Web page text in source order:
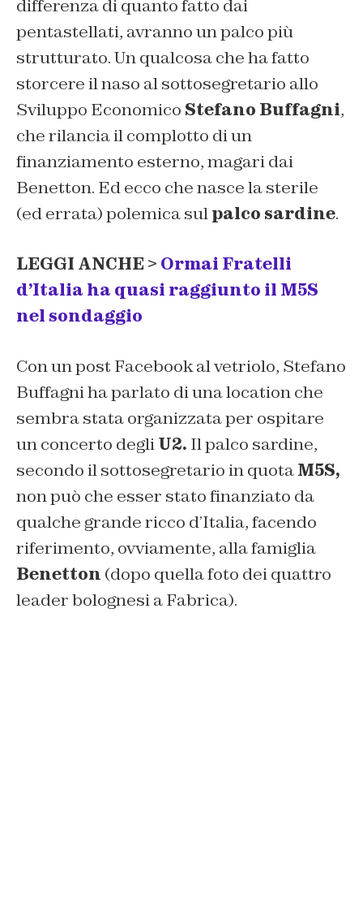
differenza di quanto fatto dai
pentastellati, avranno un palco più
strutturato. Un qualcosa che ha fatto
storcere il naso al sottosegretario allo
Sviluppo Economico Stefano Buffagni,
che rilancia il complotto di un
finanziamento esterno, magari dai
Benetton. Ed ecco che nasce la sterile
(ed errata) polemica sulpalco sardine.
LEGGI ANCHE > Ormai Fratelli
d’Italia ha quasi raggiunto il M5S
nel sondaggio
Con un post Facebook al vetriolo, Stefano
Buffagni ha parlato di una location che
sembra stata organizzata per ospitare
un concerto degliU2. Il palco sardine,
secondo il sottosegretario in quotaM5S,
non può che esser stato finanziato da
qualche grande ricco d’Italia, facendo
riferimento, ovviamente, alla famiglia
Benetton (dopo quella foto dei quattro
leader bolognesi a Fabrica).